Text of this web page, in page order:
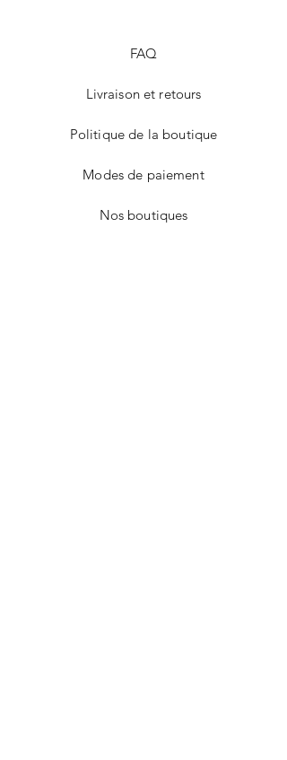
FAQ
Livraison et retours
Politique de la boutique
Modes de paiement
Nos boutiques